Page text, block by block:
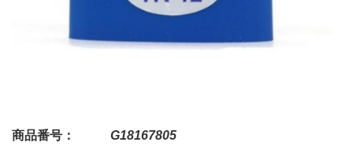
商品番号：
G18167805